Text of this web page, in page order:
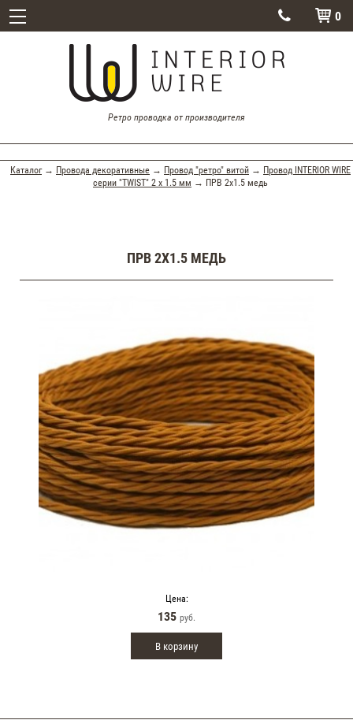
  0
Ретро проводка от производителя
Каталог→ Провода декоративные → Провод "ретро" витой → Провод INTERIOR WIRE
серии "TWIST" 2 х 1.5 мм → ПРВ 2х1.5 медь
ПРВ 2Х1.5 МЕДЬ
Цена:
135 руб.
В корзину